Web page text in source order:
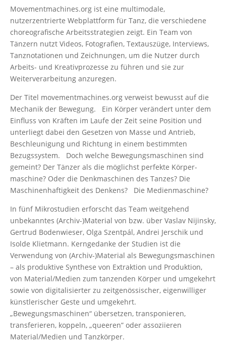
Movementmachines.org ist eine multimodale,
nutzerzentrierte Webplattform für Tanz, die verschiedene
choreografische Arbeitsstrategien zeigt. Ein Team von
Tänzern nutzt Videos, Fotografien, Textauszüge, Interviews,
Tanznotationen und Zeichnungen, um die Nutzer durch
Arbeits- und Kreativprozesse zu führen und sie zur
Weiterverarbeitung anzuregen.
Der Titel movementmachines.org verweist bewusst auf die
Mechanik der Bewegung. Ein Körper verändert unter dem
Einfluss von Kräften im Laufe der Zeit seine Position und
unterliegt dabei den Gesetzen von Masse und Antrieb,
Beschleunigung und Richtung in einem bestimmten
Bezugssystem. Doch welche Bewegungsmaschinen sind
gemeint? Der Tänzer als die möglichst perfekte Körper-
maschine? Oder die Denkmaschinen des Tanzes? Die
Maschinenhaftigkeit des Denkens? Die Medienmaschine?
In fünf Mikrostudien erforscht das Team weitgehend
unbekanntes (Archiv-)Material von bzw. über Vaslav Nijinsky,
Gertrud Bodenwieser, Olga Szentpál, Andrei Jerschik und
Isolde Klietmann. Kerngedanke der Studien ist die
Verwendung von (Archiv-)Material als Bewegungsmaschinen
– als produktive Synthese von Extraktion und Produktion,
von Material/Medien zum tanzenden Körper und umgekehrt
sowie von digitalisierter zu zeitgenössischer, eigenwilliger
künstlerischer Geste und umgekehrt.
„Bewegungsmaschinen“ übersetzen, transponieren,
transferieren, koppeln, „queeren” oder assoziieren
Material/Medien und Tanzkörper.